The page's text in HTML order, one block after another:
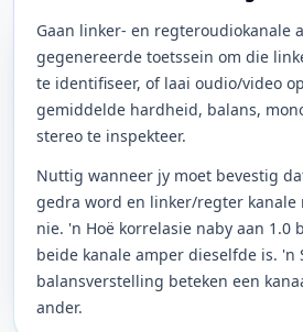
Gaan linker- en regteroudiokanale
gegenereerde toetssein om die
te identifiseer, of laai oudio/video
gemiddelde hardheid, balans,
stereo te inspekteer.
Nuttig wanneer jy moet bevestig
gedra word en linker/regter kanale
nie. 'n Hoë korrelasie naby aan 1.0
beide kanale amper dieselfde is. 'n
balansverstelling beteken een
ander.